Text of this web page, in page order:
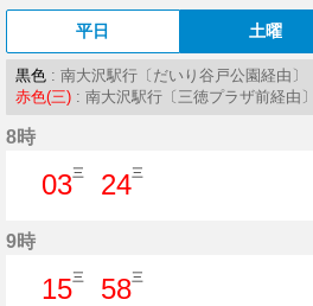
平日 土曜
黒色 : 南大沢駅行〔だいり谷戸公園経由〕
赤色(三) : 南大沢駅行〔三徳プラザ前経由
8時
03三
24三
9時
15三
58三